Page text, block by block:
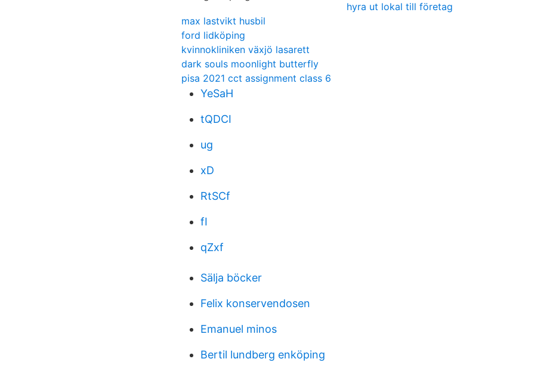
hyra ut lokal till företag
max lastvikt husbil
ford lidköping
kvinnokliniken växjö lasarett
dark souls moonlight butterfly
pisa 2021 cct assignment class 6
YeSaH
tQDCI
ug
xD
RtSCf
fI
qZxf
Sälja böcker
Felix konservendosen
Emanuel minos
Bertil lundberg enköping